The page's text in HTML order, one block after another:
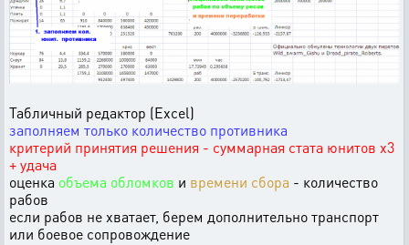
Табличный редактор (Excel)
заполняем только количество противника
критерий принятия решения - суммарная стата юнитов х3
+ удача
оценка объема обломков и времени сбора - количество
рабов
если рабов не хватает, берем дополнительно транспорт
или боевое сопровождение